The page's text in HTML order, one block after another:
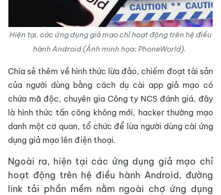
Hiện tại, các ứng dụng giả mạo chỉ hoạt động trên hệ điều
hành Android (Ảnh minh họa: PhoneWorld).
Chia sẻ thêm về hình thức lừa đảo, chiếm đoạt tài sản
của người dùng bằng cách dụ cài app giả mạo có
chứa mã độc, chuyên gia Công ty NCS đánh giá, đây
là hình thức tấn công không mới, hacker thường mạo
danh một cơ quan, tổ chức để lừa người dùng cài ứng
dụng giả mạo lên điện thoại.
Ngoài ra, hiện tại các ứng dụng giả mạo chỉ
hoạt động trên hệ điều hành Android, đường
link tải phần mềm nằm ngoài chợ ứng dụng